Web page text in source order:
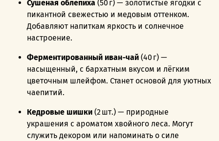
Сушёная облепиха (50 г) — золотистые ягодки с
пикантной свежестью и медовым оттенком.
Добавляют напиткам яркость и солнечное
настроение.
Ферментированный иван‑чай (40 г) —
насыщенный, с бархатным вкусом и лёгким
цветочным шлейфом. Станет основой для уютных
чаепитий.
Кедровые шишки (2 шт.) — природные
украшения с ароматом хвойного леса. Могут
служить декором или напоминать о силе